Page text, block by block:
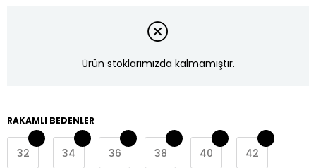
Ürün stoklarımızda kalmamıştır.
RAKAMLI BEDENLER
32 34 36 38 40 42